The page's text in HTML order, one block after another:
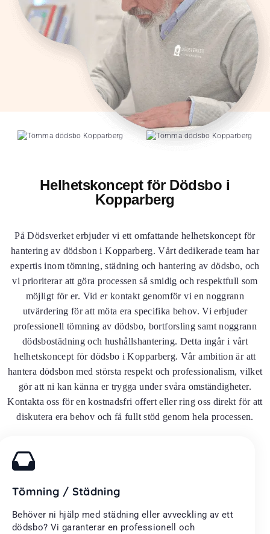
Helhetskoncept för Dödsbo i
Kopparberg
På Dödsverket erbjuder vi ett omfattande helhetskoncept för
hantering av dödsbon i Kopparberg. Vårt dedikerade team har
expertis inom tömning, städning och hantering av dödsbo, och
vi prioriterar att göra processen så smidig och respektfull som
möjligt för er. Vid er kontakt genomför vi en noggrann
utvärdering för att möta era specifika behov. Vi erbjuder
professionell tömning av dödsbo, bortforsling samt noggrann
dödsbostädning och hushållshantering. Detta ingår i vårt
helhetskoncept för dödsbo i Kopparberg. Vår ambition är att
hantera dödsbon med största respekt och professionalism, vilket
gör att ni kan känna er trygga under svåra omständigheter.
Kontakta oss för en kostnadsfri offert eller ring oss direkt för att
diskutera era behov och få fullt stöd genom hela processen.
Tömning / Städning
Behöver ni hjälp med städning eller avveckling av ett
dödsbo? Vi garanterar en professionell och